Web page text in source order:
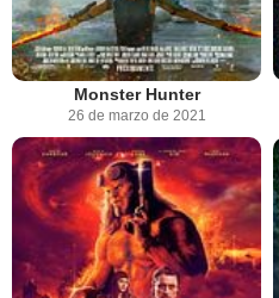
Monster Hunter
26 de marzo de 2021